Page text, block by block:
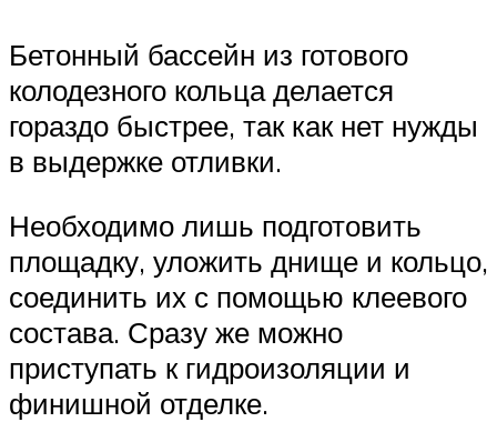
Бетонный бассейн из готового
колодезного кольца делается
гораздо быстрее, так как нет нужды
в выдержке отливки.
Необходимо лишь подготовить
площадку, уложить днище и кольцо,
соединить их с помощью клеевого
состава. Сразу же можно
приступать к гидроизоляции и
финишной отделке.